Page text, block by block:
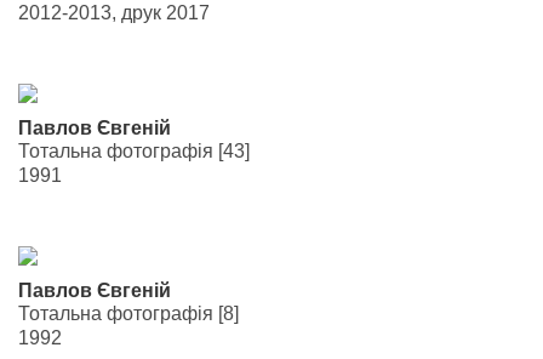
2012-2013, друк 2017
Павлов Євгеній
Тотальна фотографія [43]
1991
Павлов Євгеній
Тотальна фотографія [8]
1992